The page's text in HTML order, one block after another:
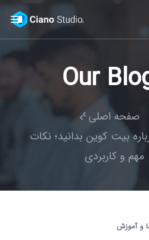
Our
صفحه اصلی
بیت کوین بدانید؛ نکات
مهم و کاربردی
و آموزش